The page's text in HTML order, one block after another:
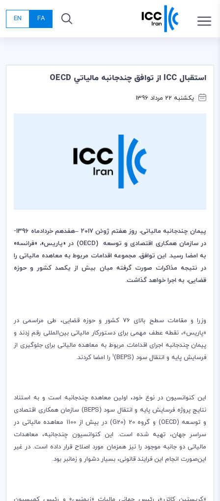
FA
EN
استقبال ICC از توافق چندجانبه مالياتي OECD
یکشنبه 22 مرداد 1396
پیمان چندجانبه مالیاتی، روز هفتم ژوئن 2017 –
هفدهم خردادماه 1396-
در سازمان همکاری اقتصادی و توسعه (OECD) در «پاریس»، «فرانسه»
به امضا رسید. این توافق، مجموعه اقدامات مربوط به معاهده مالیاتی را
در نتیجه مذاکرات صورت گرفته میان بیش از یکصد کشور و حوزه
قضایی، به اجرا خواهد گذاشت.
وزرا و مقامات سطح بالای 76 کشور و حوزه قضایی، طی مراسمی در
«پاریس»، نقطه عطف مهمی برای دستورکار مالیاتی بین‌المللی رقم زدند و
پیمان چندجانبه اجرای اقدامات مربوط به معاهده مالیاتی برای جلوگیری از
فرسایش پایه و انتقال سود (BEPS
)
1 را امضا کردند.
این کنوانسیون در نوع خود، اولین معاهده چندجانبه است و به استناد
نتایج پروژه فرسایش پایه و انتقال سود (BEPS) سازمان همکاری اقتصادی
و توسعه (OECD) و گروه 20 ( G20
) در بیش از 1100 معاهده مالیاتی در
سراسر جهان، تهیه شده است. این کنوانسیون چندجانبه، معاهدات
مالیاتی دو جانبه موجود را نیز همزمان مورد اصلاح قرار داده است. در غیر
این‌صورت انجام این فرایند قانونی، بسیار دشوار و زمانبر بود.